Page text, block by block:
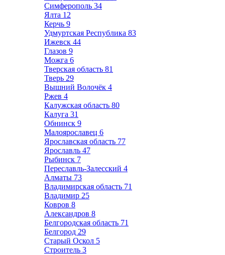
Симферополь 34
Ялта 12
Керчь 9
Удмуртская Республика 83
Ижевск 44
Глазов 9
Можга 6
Тверская область 81
Тверь 29
Вышний Волочёк 4
Ржев 4
Калужская область 80
Калуга 31
Обнинск 9
Малоярославец 6
Ярославская область 77
Ярославль 47
Рыбинск 7
Переславль-Залесский 4
Алматы 73
Владимирская область 71
Владимир 25
Ковров 8
Александров 8
Белгородская область 71
Белгород 29
Старый Оскол 5
Строитель 3